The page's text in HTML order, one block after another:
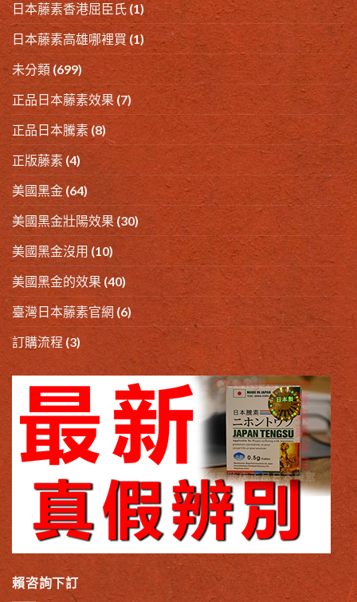
日本藤素香港屈臣氏 (1)
日本藤素高雄哪裡買 (1)
未分類(699)
正品日本藤素效果 (7)
正品日本騰素 (8)
正版藤素 (4)
美國黑金 (64)
美國黑金壯陽效果(30)
美國黑金沒用 (10)
美國黑金的效果 (40)
臺灣日本藤素官網 (6)
訂購流程 (3)
賴咨詢下訂